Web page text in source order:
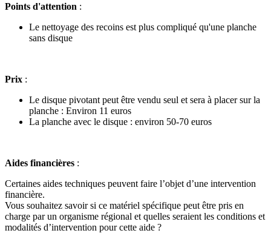
Points d'attention :
Le nettoyage des recoins est plus compliqué qu'une planche
sans disque
Prix :
Le disque pivotant peut être vendu seul et sera à placer sur la
planche : Environ 11 euros
La planche avec le disque : environ 50-70 euros
Aides financières :
Certaines aides techniques peuvent faire l’objet d’une intervention
financière.
Vous souhaitez savoir si ce matériel spécifique peut être pris en
charge par un organisme régional et quelles seraient les conditions et
modalités d’intervention pour cette aide ?